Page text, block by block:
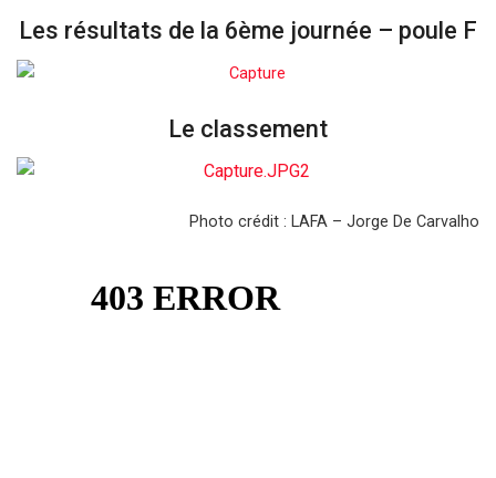
Les résultats de la 6ème journée – poule F
Le classement
Photo crédit : LAFA – Jorge De Carvalho